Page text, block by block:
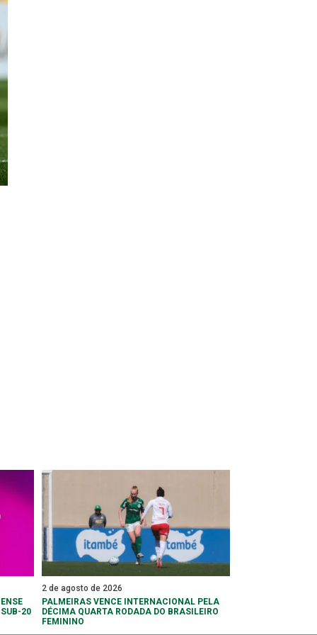
20
2 de agosto de 2026
PALMEIRAS VENCE INTERNACIONAL PELA
DÉCIMA QUARTA RODADA DO BRASILEIRO
FEMININO